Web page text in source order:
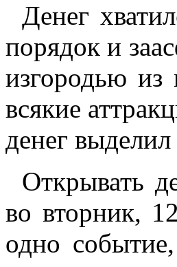
Денег
порядок и
изгородью из
всякие
денег
Открывать
во вторник,
одно